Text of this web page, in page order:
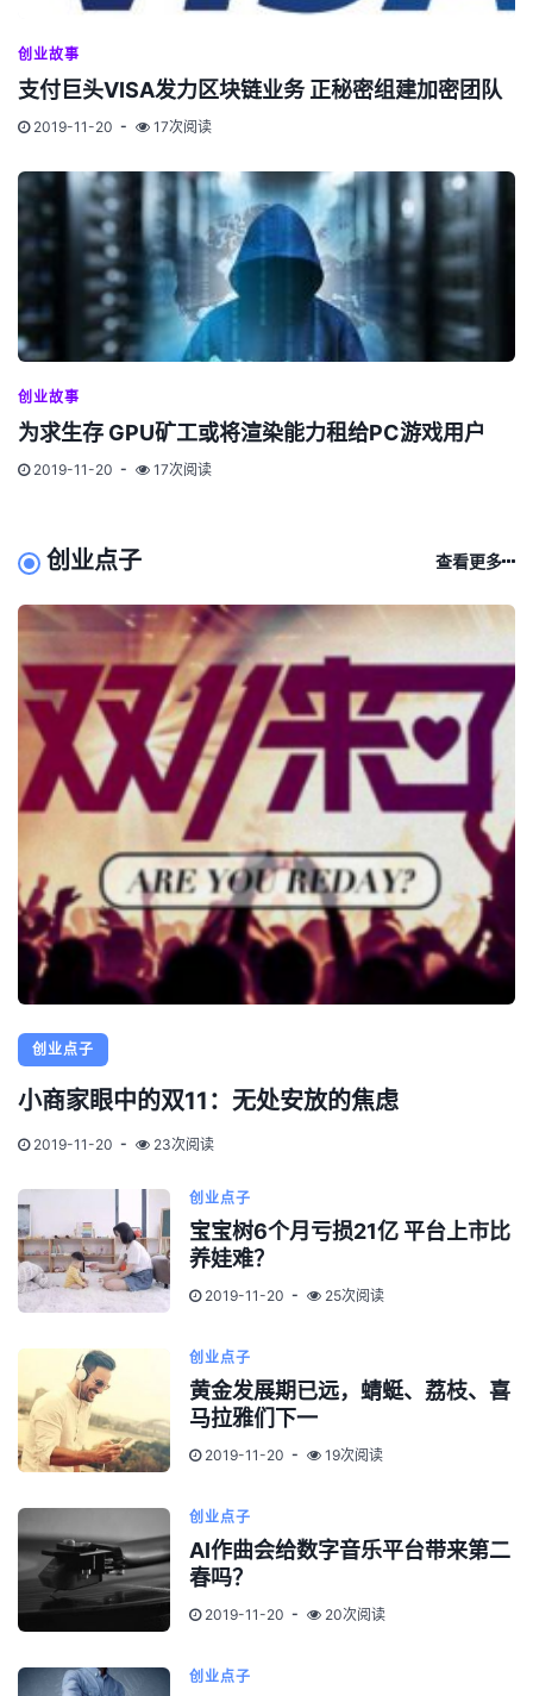
创业故事
支付巨头VISA发力区块链业务 正秘密组建加密团队
2019-11-20 17次阅读
创业故事
为求生存 GPU矿工或将渲染能力租给PC游戏用户
2019-11-20 17次阅读
创业点子 查看更多
创业点子
小商家眼中的双11：无处安放的焦虑
2019-11-20 23次阅读
创业点子
宝宝树6个月亏损21亿 平台上市比
养娃难？
2019-11-20 25次阅读
创业点子
黄金发展期已远，蜻蜓、荔枝、喜
马拉雅们下一
2019-11-20 19次阅读
创业点子
AI作曲会给数字音乐平台带来第二
春吗？
2019-11-20 20次阅读
创业点子